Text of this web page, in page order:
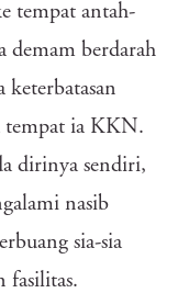
tempat antah-
demam berdarah
keterbatasan
tempat ia KKN.
dirinya sendiri,
nasib
sia-sia
fasilitas.